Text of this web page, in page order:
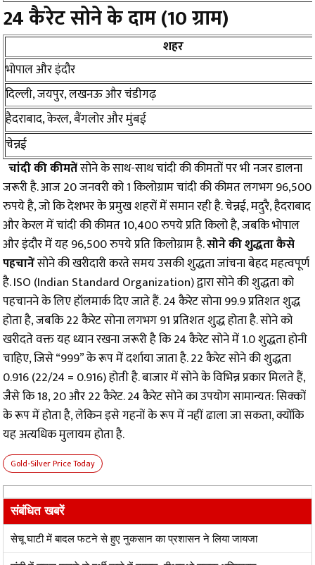
24 कैरेट सोने के दाम (10 ग्राम)
शहर
भोपाल और इंदौर
दिल्ली, जयपुर, लखनऊ और चंडीगढ़
हैदराबाद, केरल, बैंगलोर और मुंबई
चेन्नई
चांदी की कीमतेंसोने के साथ-साथ चांदी की कीमतों पर भी नजर डालना
जरूरी है. आज 20 जनवरी को 1 किलोग्राम चांदी की कीमत लगभग 96,500
रुपये है, जो कि देशभर के प्रमुख शहरों में समान रही है. चेन्नई, मदुरै, हैदराबाद
और केरल में चांदी की कीमत 10,400 रुपये प्रति किलो है, जबकि भोपाल
और इंदौर में यह 96,500 रुपये प्रति किलोग्राम है.सोने की शुद्धता कैसे
पहचानेंसोने की खरीदारी करते समय उसकी शुद्धता जांचना बेहद महत्वपूर्ण
है. ISO (Indian Standard Organization) द्वारा सोने की शुद्धता को
पहचानने के लिए हॉलमार्क दिए जाते हैं. 24 कैरेट सोना 99.9 प्रतिशत शुद्ध
होता है, जबकि 22 कैरेट सोना लगभग 91 प्रतिशत शुद्ध होता है. सोने को
खरीदते वक्त यह ध्यान रखना जरूरी है कि 24 कैरेट सोने में 1.0 शुद्धता होनी
चाहिए, जिसे “999” के रूप में दर्शाया जाता है. 22 कैरेट सोने की शुद्धता
0.916 (22/24 = 0.916) होती है. बाजार में सोने के विभिन्न प्रकार मिलते हैं,
जैसे कि 18, 20 और 22 कैरेट. 24 कैरेट सोने का उपयोग सामान्यत: सिक्कों
के रूप में होता है, लेकिन इसे गहनों के रूप में नहीं ढाला जा सकता, क्योंकि
यह अत्यधिक मुलायम होता है.
Gold-Silver Price Today
संबंधित खबरें
सेचू घाटी में बादल फटने से हुए नुकसान का प्रशासन ने लिया जायजा